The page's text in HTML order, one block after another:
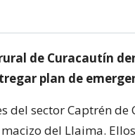
de Curacautín
plan de
del sector Captrén
del Llaima.